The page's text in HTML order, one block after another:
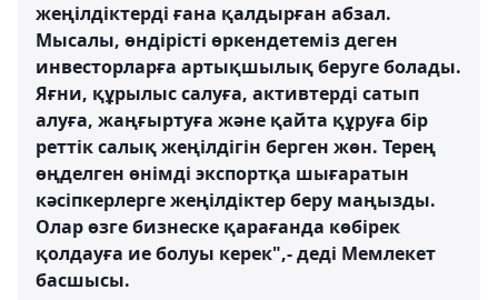
жеңілдіктерді ғана қалдырған абзал.
Мысалы, өндірісті өркендетеміз деген
инвесторларға артықшылық беруге болады.
Яғни, құрылыс салуға, активтерді сатып
алуға, жаңғыртуға және қайта құруға бір
реттік салық жеңілдігін берген жөн. Терең
өңделген өнімді экспортқа шығаратын
кәсіпкерлерге жеңілдіктер беру маңызды.
Олар өзге бизнеске қарағанда көбірек
қолдауға ие болуы керек",- деді Мемлекет
басшысы.